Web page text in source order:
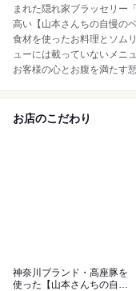
まれた隠れ家ブラッセリー
高い【山本さんちの自慢の
食材を使ったお料理とソム
ューには載っていないメニ
お客様の心とお腹を満た
お店のこだわり
神奈川ブランド・高座豚を
使った【山本さんちの自慢